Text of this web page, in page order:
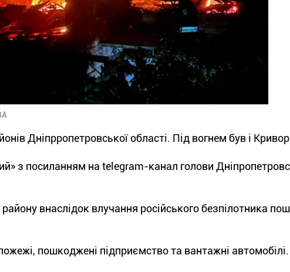
Дніпрропетровської області. Під вогнем був і
з посиланням на telegram-канал голови
внаслідок влучання російського безпілотника
пошкоджені підприємство та вантажні автомобілі.